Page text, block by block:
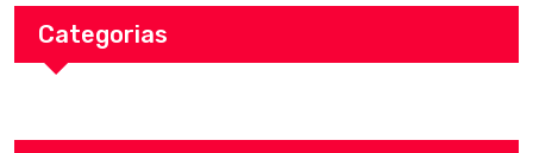
Categorias